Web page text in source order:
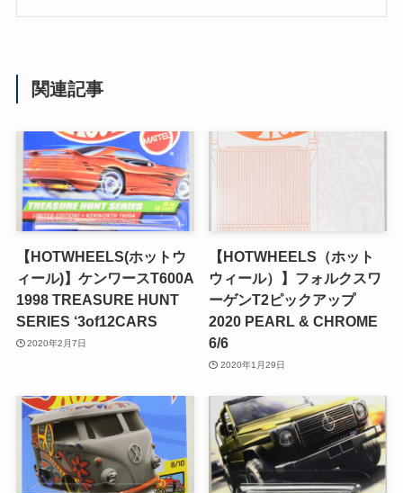
関連記事
【HOTWHEELS(ホットウ
ィール)】ケンワースT600A
1998 TREASURE HUNT
SERIES ‘3of12CARS
2020年2月7日
【HOTWHEELS（ホット
ウィール）】フォルクスワ
ーゲンT2ピックアップ
2020 PEARL & CHROME
6/6
2020年1月29日